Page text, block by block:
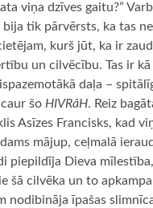
viņa dzīves gaitu?”
bija tik pārvērsts, ka tas
kurš jūt, ka ir
un cilvēcību. Tas ir
daļa –
šo HIVRâH. Reiz
Asīzes Francisks, kad
mājup, ceļmalā
piepildīja Dieva
šā cilvēka un to
nodibināja īpašas